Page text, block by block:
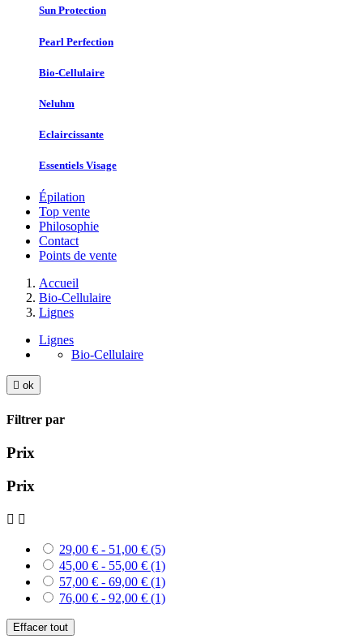
Sun Protection
Pearl Perfection
Bio-Cellulaire
Neluhm
Eclaircissante
Essentiels Visage
Épilation
Top vente
Philosophie
Contact
Points de vente
Accueil
Bio-Cellulaire
Lignes
Lignes
Bio-Cellulaire
 ok
Filtrer par
Prix
Prix
 
29,00 € - 51,00 € (5)
45,00 € - 55,00 € (1)
57,00 € - 69,00 € (1)
76,00 € - 92,00 € (1)
Effacer tout